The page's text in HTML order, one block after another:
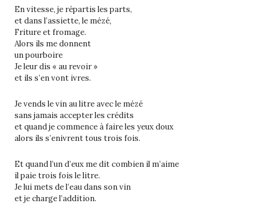
En vitesse, je répartis les parts,
et dans l’assiette, le mézé,
Friture et fromage.
Alors ils me donnent
un pourboire
Je leur dis « au revoir »
et ils s’en vont ivres.
Je vends le vin au litre avec le mézé
sans jamais accepter les crédits
et quand je commence à faire les yeux doux
alors ils s’enivrent tous trois fois.
Et quand l’un d’eux me dit combien il m’aime
il paie trois fois le litre.
Je lui mets de l’eau dans son vin
et je charge l’addition.